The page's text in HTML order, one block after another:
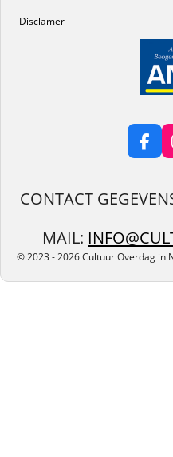
Disclamer
F
a
e
b
o
k
CONTACT
MAIL:
© 2023 - 2026 Cultuur Overdag in